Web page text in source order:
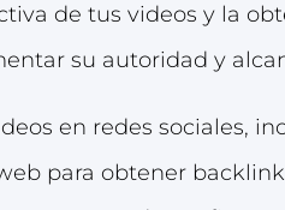
de tus videos y la
su autoridad y
en redes sociales,
para obtener